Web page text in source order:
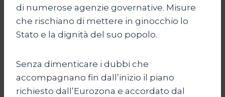
di numerose agenzie governative. Misure
che rischiano di mettere in ginocchio lo
Stato e la dignità del suo popolo.
Senza dimenticare i dubbi che
accompagnano fin dall’inizio il piano
richiesto dall’Eurozona e accordato dal